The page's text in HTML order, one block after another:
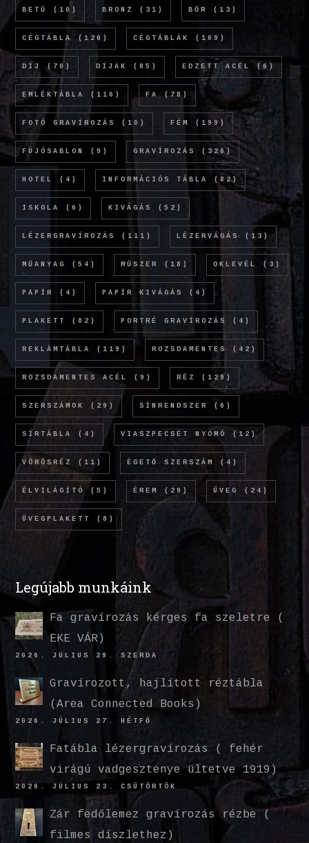
BETŰ (10) BRONZ (31) BŐR (13)
CÉGTÁBLA (126) CÉGTÁBLÁK (109)
DÍJ (70) DÍJAK (85) EDZETT ACÉL (6)
EMLÉKTÁBLA (116) FA (78)
FOTÓ GRAVÍROZÁS (10) FÉM (199)
FÚJÓSABLON (9) GRAVÍROZÁS (326)
HOTEL (4) INFORMÁCIÓS TÁBLA (82)
ISKOLA (6) KIVÁGÁS (52)
LÉZERGRAVÍROZÁS (111) LÉZERVÁGÁS (13)
MŰANYAG (54) MŰSZER (18) OKLEVÉL (3)
PAPÍR (4) PAPÍR KIVÁGÁS (4)
PLAKETT (82) PORTRÉ GRAVÍROZÁS (4)
REKLÁMTÁBLA (119) ROZSDAMENTES (42)
ROZSDAMENTES ACÉL (9) RÉZ (129)
SZERSZÁMOK (29) SÍNRENDSZER (6)
SÍRTÁBLA (4) VIASZPECSÉT NYOMÓ (12)
VÖRÖSRÉZ (11) ÉGETŐ SZERSZÁM (4)
ÉLVILÁGÍTÓ (5) ÉREM (29) ÜVEG (24)
ÜVEGPLAKETT (8)
Legújabb munkáink
Fa gravírozás kérges fa szeletre (
EKE VÁR)
2026. JÚLIUS 29. SZERDA
Gravírozott, hajlított réztábla
(Area Connected Books)
2026. JÚLIUS 27. HÉTFŐ
Fatábla lézergravírozás ( fehér
virágú vadgesztenye ültetve 1919)
2026. JÚLIUS 23. CSÜTÖRTÖK
Zár fedőlemez gravírozás rézbe (
filmes díszlethez)